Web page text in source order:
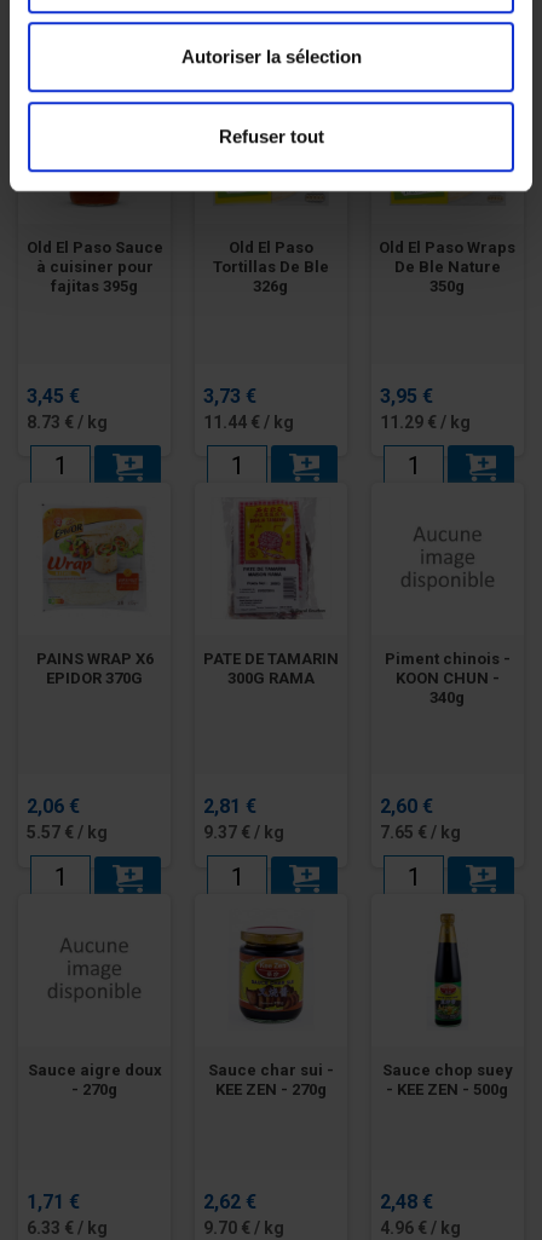
Autoriser la sélection
Refuser tout
11.00 € / kg 10.00 € / kg 75.00 € / kg
Old El Paso Sauce
à cuisiner pour
fajitas 395g
3,45 €
8.73 € / kg
Old El Paso
Tortillas De Ble
326g
3,73 €
11.44 € / kg
Old El Paso Wraps
De Ble Nature
350g
3,95 €
11.29 € / kg
PAINS WRAP X6
EPIDOR 370G
2,06 €
5.57 € / kg
PATE DE TAMARIN
300G RAMA
2,81 €
9.37 € / kg
Piment chinois -
KOON CHUN -
340g
2,60 €
7.65 € / kg
Sauce aigre doux
- 270g
1,71 €
6.33 € / kg
Sauce char sui -
KEE ZEN - 270g
2,62 €
9.70 € / kg
Sauce chop suey
- KEE ZEN - 500g
2,48 €
4.96 € / kg